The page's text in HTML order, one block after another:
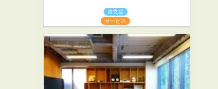
道玄坂
サービス